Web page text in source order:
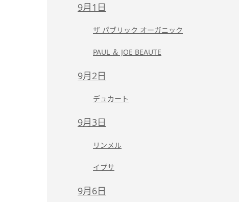
9月1日
ザ パブリック オーガニック
PAUL ＆ JOE BEAUTE
9月2日
デュカート
9月3日
リンメル
イプサ
9月6日